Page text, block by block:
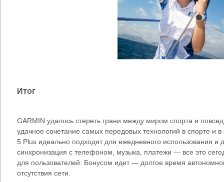
Итог
GARMIN удалось стереть грани между миром спорта и
удачное сочетание самых передовых технологий в спорте и
5 Plus идеально подходят для ежедневного использования и
синхронизация с телефоном, музыка, платежи — все это
для пользователей. Бонусом идет — долгое время
отсутствия сети.